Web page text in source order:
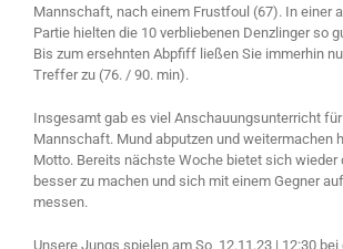
Mannschaft, nach einem Frustfoul (67). In einer
Partie hielten die 10 verbliebenen Denzlinger so
Bis zum ersehnten Abpfiff ließen Sie immerhin
Treffer zu (76. / 90. min).
Insgesamt gab es viel Anschauungsunterricht
Mannschaft. Mund abputzen und weitermachen
Motto. Bereits nächste Woche bietet sich wieder
besser zu machen und sich mit einem Gegner
messen.
Unsere Jungs spielen am So, 12.11.23 | 12:30 bei